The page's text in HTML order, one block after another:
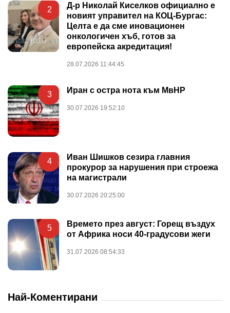
2
Д-р Николай Киселков официално е
новият управител на КОЦ-Бургас:
Целта е да сме иновационен
онкологичен хъб, готов за
европейска акредитация!
28.07.2026 11:44:45
3 Иран с остра нота към МвНР
30.07.2026 19:52:10
4
Иван Шишков сезира главния
прокурор за нарушения при строежа
на магистрали
30.07.2026 20:25:00
5
Времето през август: Горещ въздух
от Африка носи 40-градусови жеги
31.07.2026 08:54:33
Най-Коментирани